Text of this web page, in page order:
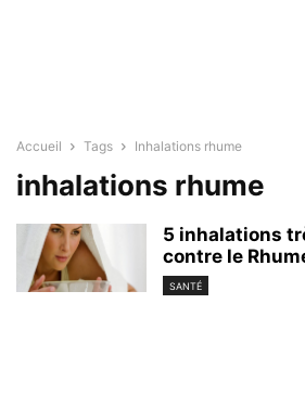
Accueil Tags Inhalations rhume
inhalations rhume
5 inhalations
contre le
SANTÉ